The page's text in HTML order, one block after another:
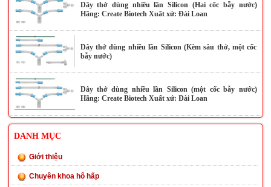
Dây thở dùng nhiều lần Silicon (Hai cốc bẫy nước)
Hãng: Create Biotech Xuất xứ: Đài Loan
Dây thở dùng nhiều lần Silicon (Kèm sâu thở, một cốc
bẫy nước)
Dây thở dùng nhiều lần Silicon (một cốc bẫy nước)
Hãng: Create Biotech Xuất xứ: Đài Loan
DANH MỤC
Giới thiệu
Chuyên khoa hô hấp